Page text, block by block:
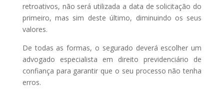
retroativos, não será utilizada a data de solicitação do
primeiro, mas sim deste último, diminuindo os seus
valores.
De todas as formas, o segurado deverá escolher um
advogado especialista em direito previdenciário de
confiança para garantir que o seu processo não tenha
erros.